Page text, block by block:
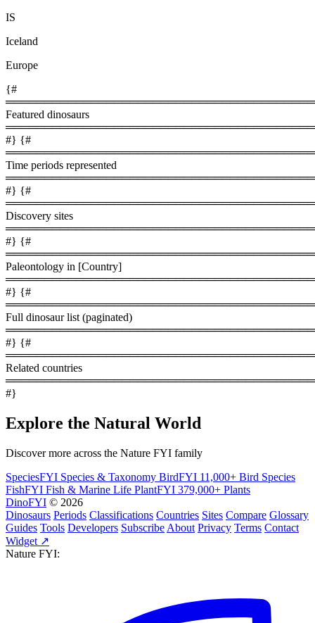
IS
Iceland
Europe
{#
Featured dinosaurs
#} {#
Time periods represented
#} {#
Discovery sites
#} {#
Paleontology in [Country]
#} {#
Full dinosaur list (paginated)
#} {#
Related countries
#}
Explore the Natural World
Discover more across the Nature FYI family
SpeciesFYI Species & Taxonomy BirdFYI 11,000+ Bird Species
FishFYI Fish & Marine Life PlantFYI 379,000+ Plants
DinoFYI © 2026
Dinosaurs Periods Classifications Countries Sites Compare Glossary
Guides Tools Developers Subscribe About Privacy Terms Contact
Widget ↗
Nature FYI: